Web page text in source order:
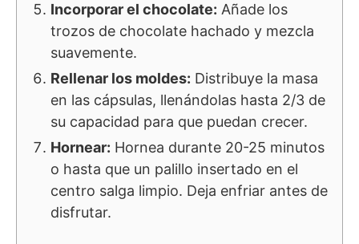
Incorporar el chocolate: Añade los
trozos de chocolate hachado y mezcla
suavemente.
Rellenar los moldes: Distribuye la masa
en las cápsulas, llenándolas hasta 2/3 de
su capacidad para que puedan crecer.
Hornear: Hornea durante 20-25 minutos
o hasta que un palillo insertado en el
centro salga limpio. Deja enfriar antes de
disfrutar.